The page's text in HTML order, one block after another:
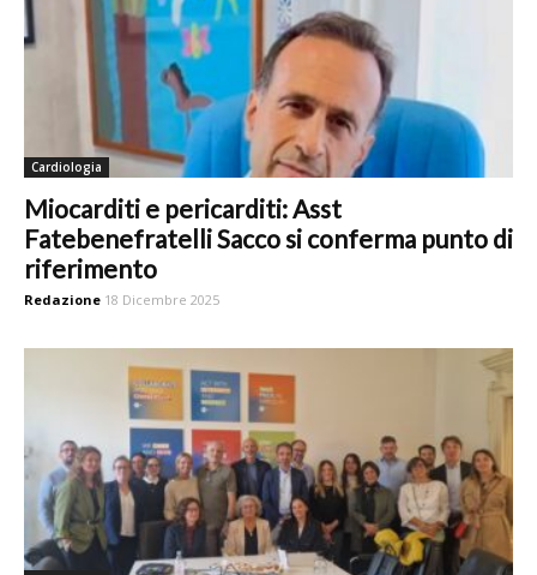
Cardiologia
Miocarditi e pericarditi: Asst
Fatebenefratelli Sacco si conferma punto di
riferimento
Redazione 18 Dicembre 2025